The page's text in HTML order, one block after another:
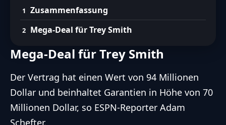
Leistungen von Trey Smith in den
letzten Saisons
Inhalten mit Hilfe von KI. Entdecke unsere Richtlinien zum ethischen Umgang mit
KI
Zusammenfassung
Mega-Deal für Trey Smith
Mega-Deal für Trey Smith
Der Vertrag hat einen Wert von 94 Millionen
Dollar und beinhaltet Garantien in Höhe von 70
Millionen Dollar, so ESPN-Reporter Adam
Schefter.